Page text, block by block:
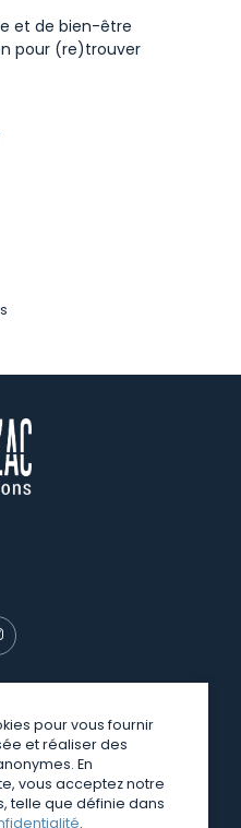
et de bien-être
pour (re)trouver
2026
Sitedit
pour vous fournir
et réaliser des
En
vous acceptez notre
telle que définie dans
.